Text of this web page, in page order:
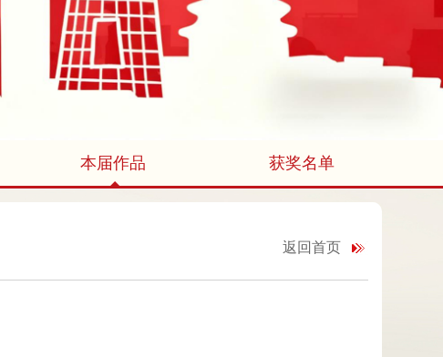
本届作品 获奖名单
返回首页